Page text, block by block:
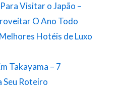
Visitar o Japão –
O Ano Todo
Hotéis de Luxo
Takayama – 7
Seu Roteiro